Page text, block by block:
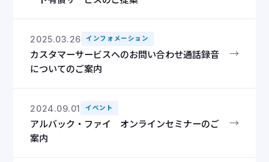
2025.03.26 インフォメーション
カスタマーサービスへのお問い合わせ通話録音
についてのご案内
→
2024.09.01 イベント
アルバック・ファイ オンラインセミナーのご
案内
→